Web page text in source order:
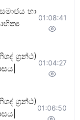
හා
01:08:41
ග්‍රන්ථ)
01:04:27
ග්‍රන්ථ)
01:06:50